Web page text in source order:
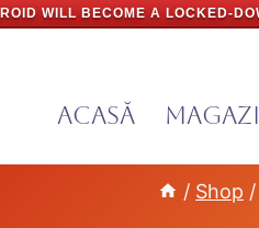
WILL BECOME A LOCKED-
Acasă
/ Shop /